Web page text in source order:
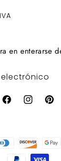
en enterarse
FacebookInstagram